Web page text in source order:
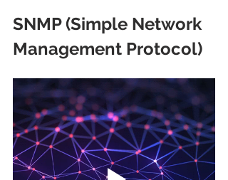
SNMP (Simple Network
Management Protocol)